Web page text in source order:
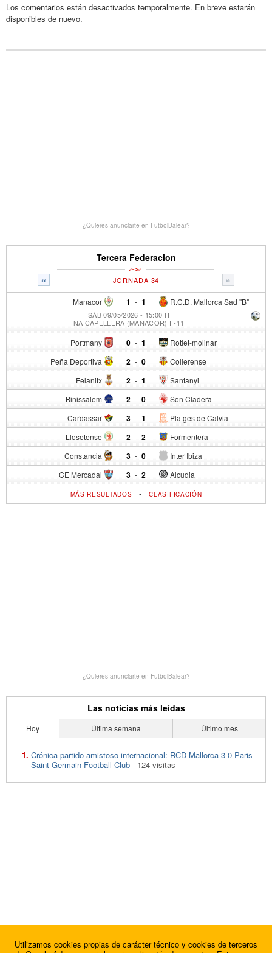
Los comentarios están desactivados temporalmente. En breve estarán
disponibles de nuevo.
¿Quieres anunciarte en FutbolBalear?
Tercera Federacion
« »
JORNADA 34
Manacor 1 - R.C.D. Mallorca Sad "B"
1
SÁB 09/05/2026 - 15:00 H
NA CAPELLERA (MANACOR) F-11
Portmany 0 - Rotlet-molinar
1
Peña Deportiva 2 - Collerense
0
Felanitx 2 - Santanyi
1
Binissalem 2 - Son Cladera
0
Cardassar 3 - Platges de Calvia
1
Llosetense 2 - Formentera
2
Constancia 3 - Inter Ibiza
0
CE Mercadal 3 - Alcudia
2
MÁS RESULTADOS -CLASIFICACIÓN
¿Quieres anunciarte en FutbolBalear?
Las noticias más leídas
Hoy Última semana Último mes
Crónica partido amistoso internacional: RCD Mallorca 3-0 Paris
Saint-Germain Football Club - 124 visitas
Utilizamos cookies propias de carácter técnico y cookies de terceros